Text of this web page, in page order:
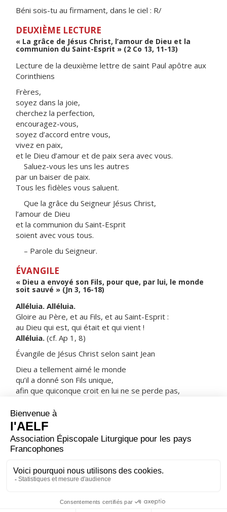
Béni sois-tu au firmament, dans le ciel : R/
DEUXIÈME LECTURE
« La grâce de Jésus Christ, l’amour de Dieu et la
communion du Saint-Esprit » (2 Co 13, 11-13)
Lecture de la deuxième lettre de saint Paul apôtre aux
Corinthiens
Frères,
soyez dans la joie,
cherchez la perfection,
encouragez-vous,
soyez d’accord entre vous,
vivez en paix,
et le Dieu d’amour et de paix sera avec vous.
Saluez-vous les uns les autres
par un baiser de paix.
Tous les fidèles vous saluent.
Que la grâce du Seigneur Jésus Christ,
l’amour de Dieu
et la communion du Saint-Esprit
soient avec vous tous.
– Parole du Seigneur.
ÉVANGILE
« Dieu a envoyé son Fils, pour que, par lui, le monde
soit sauvé » (Jn 3, 16-18)
Alléluia. Alléluia.
Gloire au Père, et au Fils, et au Saint-Esprit :
au Dieu qui est, qui était et qui vient !
Alléluia. (cf. Ap 1, 8)
Évangile de Jésus Christ selon saint Jean
Dieu a tellement aimé le monde
qu’il a donné son Fils unique,
afin que quiconque croit en lui ne se perde pas,
Car Dieu a envoyé son Fils dans le monde,
non pas pour juger le monde,
mais pour que, par lui, le monde soit sauvé.
Celui qui croit en lui échappe au Jugement ;
celui qui ne croit pas est déjà jugé,
du fait qu’il n’a pas cru au nom du Fils unique de Dieu.
– Acclamons la Parole de Dieu.